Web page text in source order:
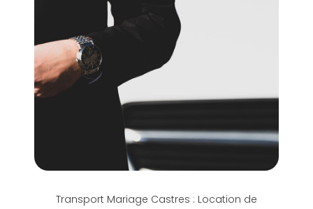
Transport Mariage Castres : Location de